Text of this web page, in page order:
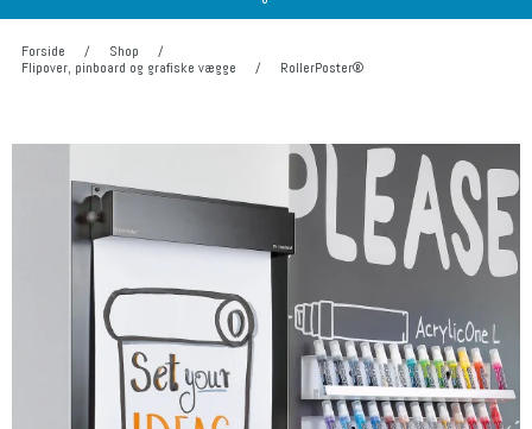
Forside / Shop
/
Flipover, pinboard og grafiske vægge
/ RollerPoster®